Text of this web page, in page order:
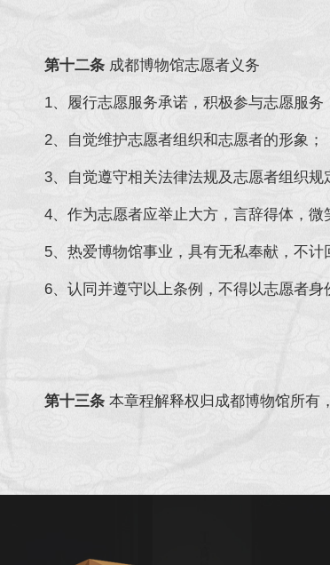
第十二条 成都博物馆志愿者义务
1、履行志愿服务承诺，积极参与志愿服务
2、自觉维护志愿者组织和志愿者的形象；
3、自觉遵守相关法律法规及志愿者组织规
4、作为志愿者应举止大方，言辞得体，
5、热爱博物馆事业，具有无私奉献，不计
6、认同并遵守以上条例，不得以志愿者身
第十三条 本章程解释权归成都博物馆所有